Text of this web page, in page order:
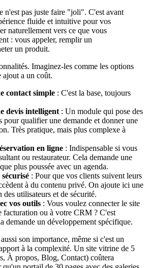
n'est pas juste faire "joli". C'est avant
fluide et intuitive pour vos
naturellement vers ce que vous
: vous appeler, remplir un
un produit.
Imaginez-les comme les options
ajout a un coût.
contact simple : C'est la base, toujours
devis intelligent : Un module qui pose des
pour qualifier une demande et donner une
Très pratique, mais plus complexe à
en ligne : Indispensable si vous
ou restaurateur. Cela demande une
plus poussée avec un agenda.
: Pour que vos clients suivent leurs
à du contenu privé. On ajoute ici une
des utilisateurs et de sécurité.
vos outils : Vous voulez connecter le site
facturation ou à votre CRM ? C'est
demande un développement spécifique.
son importance, même si c'est un
à la complexité. Un site vitrine de 5
À propos, Blog, Contact) coûtera